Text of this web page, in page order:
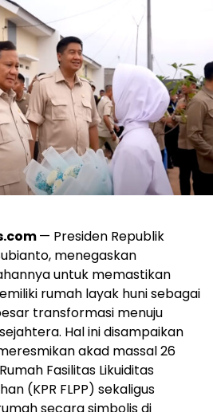
— Presiden Republik
menegaskan
untuk memastikan
rumah layak huni sebagai
transformasi menuju
Hal ini disampaikan
akad massal 26
Fasilitas Likuiditas
(KPR FLPP) sekaligus
secara simbolis di